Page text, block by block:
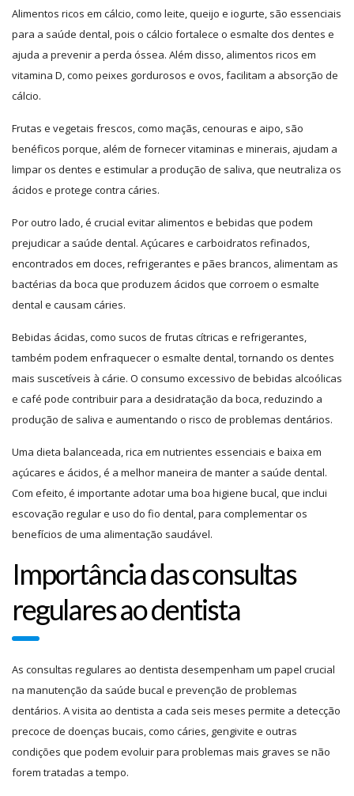
Alimentos ricos em cálcio, como leite, queijo e iogurte, são essenciais
para a saúde dental, pois o cálcio fortalece o esmalte dos dentes e
ajuda a prevenir a perda óssea. Além disso, alimentos ricos em
vitamina D, como peixes gordurosos e ovos, facilitam a absorção de
cálcio.
Frutas e vegetais frescos, como maçãs, cenouras e aipo, são
benéficos porque, além de fornecer vitaminas e minerais, ajudam a
limpar os dentes e estimular a produção de saliva, que neutraliza os
ácidos e protege contra cáries.
Por outro lado, é crucial evitar alimentos e bebidas que podem
prejudicar a saúde dental. Açúcares e carboidratos refinados,
encontrados em doces, refrigerantes e pães brancos, alimentam as
bactérias da boca que produzem ácidos que corroem o esmalte
dental e causam cáries.
Bebidas ácidas, como sucos de frutas cítricas e refrigerantes,
também podem enfraquecer o esmalte dental, tornando os dentes
mais suscetíveis à cárie. O consumo excessivo de bebidas alcoólicas
e café pode contribuir para a desidratação da boca, reduzindo a
produção de saliva e aumentando o risco de problemas dentários.
Uma dieta balanceada, rica em nutrientes essenciais e baixa em
açúcares e ácidos, é a melhor maneira de manter a saúde dental.
Com efeito, é importante adotar uma boa higiene bucal, que inclui
escovação regular e uso do fio dental, para complementar os
benefícios de uma alimentação saudável.
Importância das consultas
regulares ao dentista
As consultas regulares ao dentista desempenham um papel crucial
na manutenção da saúde bucal e prevenção de problemas
dentários. A visita ao dentista a cada seis meses permite a detecção
precoce de doenças bucais, como cáries, gengivite e outras
condições que podem evoluir para problemas mais graves se não
forem tratadas a tempo.